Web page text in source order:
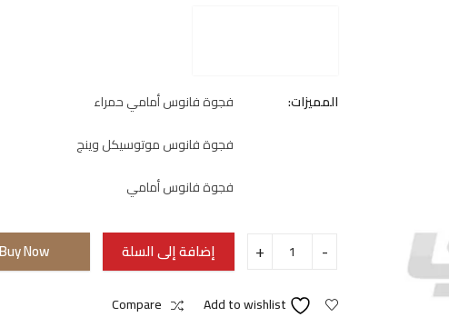
المميزات:
فجوة فانوس أمامي حمراء
فجوة فانوس موتوسيكل وينج
فجوة فانوس أمامي
إضافة إلى السلة Buy Now
Add to wishlist
Compare